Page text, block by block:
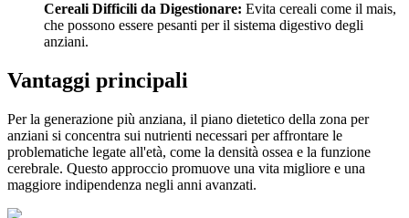
Cereali Difficili da Digestionare: Evita cereali come il mais,
che possono essere pesanti per il sistema digestivo degli
anziani.
Vantaggi principali
Per la generazione più anziana, il piano dietetico della zona per
anziani si concentra sui nutrienti necessari per affrontare le
problematiche legate all'età, come la densità ossea e la funzione
cerebrale. Questo approccio promuove una vita migliore e una
maggiore indipendenza negli anni avanzati.